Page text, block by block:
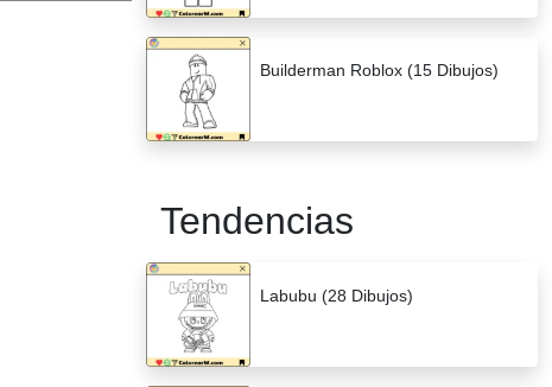
Builderman Roblox (15 Dibujos)
Tendencias
Labubu (28 Dibujos)